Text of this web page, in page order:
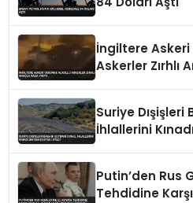
İngiltere Askeri
Askerler Zırhlı
Suriye Dışişleri
İhlallerini
Putin’den Rus
Tehdidine